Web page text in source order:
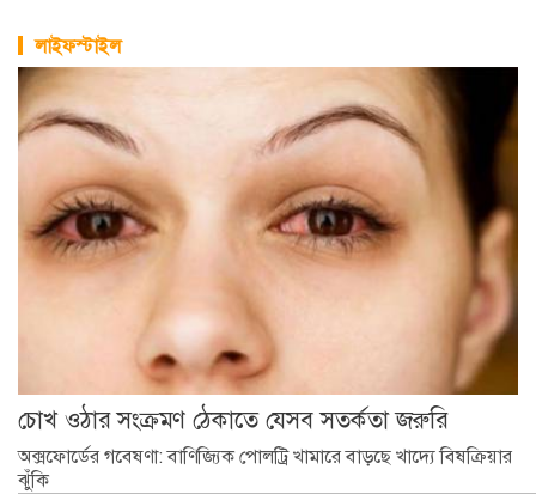
লাইফস্টাইল
চোখ ওঠার সংক্রমণ ঠেকাতে যেসব সতর্কতা জরুরি
অক্সফোর্ডের গবেষণা: বাণিজ্যিক পোলট্রি খামারে বাড়ছে খাদ্যে বিষক্রিয়ার
ঝুঁকি